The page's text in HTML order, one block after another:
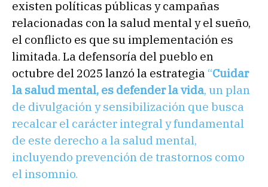
existen políticas públicas y campañas
relacionadas con la salud mental y el sueño,
el conflicto es que su implementación es
limitada. La defensoría del pueblo en
octubre del 2025 lanzó la estrategia “Cuidar
la salud mental, es defender la vida, un plan
de divulgación y sensibilización que busca
recalcar el carácter integral y fundamental
de este derecho a la salud mental,
incluyendo prevención de trastornos como
el insomnio.